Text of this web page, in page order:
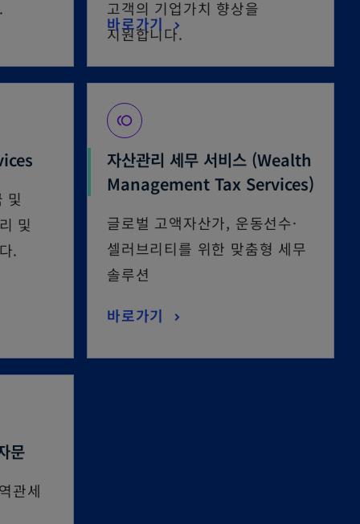
고객의 기업가치 향상을
지원합니다.
바로가기
및
및
.
toll
자산관리 세무 서비스 (Wealth
Management Tax Services)
글로벌 고액자산가, 운동선수·
셀러브리티를 위한 맞춤형 세무
솔루션
바로가기
문
관세